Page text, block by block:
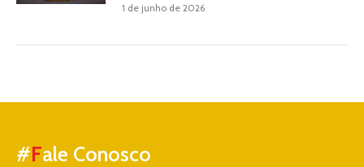
1 de junho de 2026
#Fale Conosco